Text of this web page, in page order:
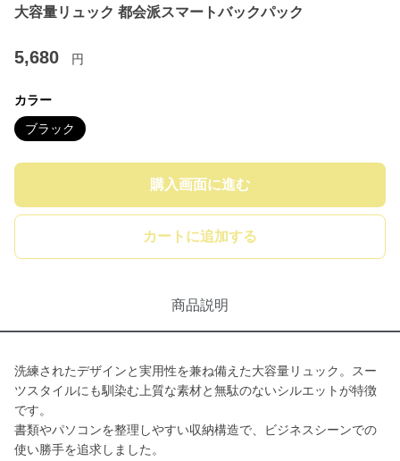
大容量リュック 都会派スマートバックパック
5,680 円
カラー
ブラック
購入画面に進む
カートに追加する
商品説明
洗練されたデザインと実用性を兼ね備えた大容量リュック。スー
ツスタイルにも馴染む上質な素材と無駄のないシルエットが特徴
です。
書類やパソコンを整理しやすい収納構造で、ビジネスシーンでの
使い勝手を追求しました。